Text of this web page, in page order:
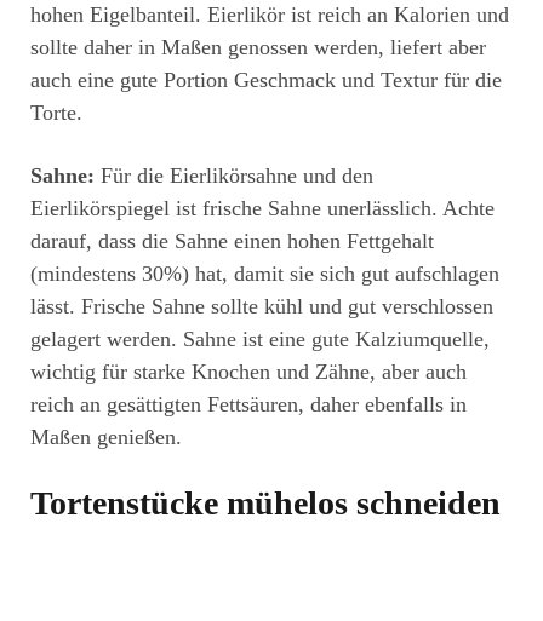
hohen Eigelbanteil. Eierlikör ist reich an Kalorien und
sollte daher in Maßen genossen werden, liefert aber
auch eine gute Portion Geschmack und Textur für die
Torte.
Sahne: Für die Eierlikörsahne und den
Eierlikörspiegel ist frische Sahne unerlässlich. Achte
darauf, dass die Sahne einen hohen Fettgehalt
(mindestens 30%) hat, damit sie sich gut aufschlagen
lässt. Frische Sahne sollte kühl und gut verschlossen
gelagert werden. Sahne ist eine gute Kalziumquelle,
wichtig für starke Knochen und Zähne, aber auch
reich an gesättigten Fettsäuren, daher ebenfalls in
Maßen genießen.
Tortenstücke mühelos schneiden